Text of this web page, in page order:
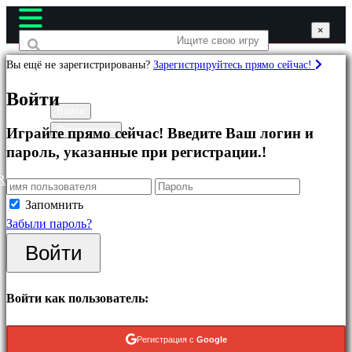
Игры
Рекомендуемые
Что
нового
Бесплатные
игры
Регистрация
×
Вы ещё не зарегистрированы? Зарегистрируйтесь прямо сейчас!
Войти
Играйте прямо сейчас! Введите Ваш логин и
пароль, указанные при регистрации.!
Запомнить
Забыли пароль?
Войти
Войти как пользователь:
Регистрация с Google
×
×